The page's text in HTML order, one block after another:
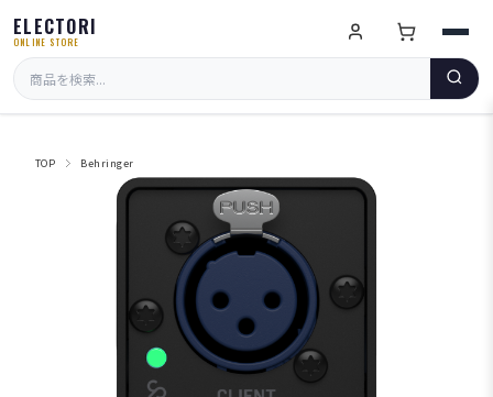
ELECTORI
ONLINE STORE
TOP Behringer